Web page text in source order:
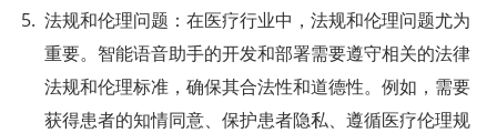
法规和伦理问题：在医疗行业中，法规和伦理问题尤为
重要。智能语音助手的开发和部署需要遵守相关的法律
法规和伦理标准，确保其合法性和道德性。例如，需要
获得患者的知情同意、保护患者隐私、遵循医疗伦理规